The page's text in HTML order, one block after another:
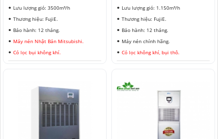
Lưu lượng gió: 3500m³/h
Thương hiệu: FujiE.
Bảo hành: 12 tháng.
Máy nén Nhật Bản Mitsubishi.
Có lọc bụi không khí.
Lưu lượng gió: 1.150m³/h
Thương hiệu: FujiE.
Bảo hành: 12 tháng.
Máy nén chính hãng.
Có lọc không khí, bụi thô.